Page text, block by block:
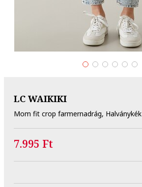
LC WAIKIKI
Mom fit crop farmernadrág, Halványkék
7.995 Ft